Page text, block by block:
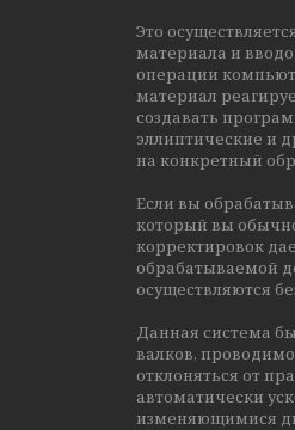
Это
материала и
операции
материал
создавать
эллиптические и
на конкретный
Если вы
который вы
корректировок
обрабатываемой
осуществляются
Данная система
валков,
отклоняться от
автоматически
изменяющимися